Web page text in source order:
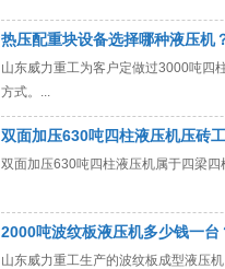
热压配重块设备选择哪种液压机
山东威力重工为客户定做过3000吨四
方式。...
双面加压630吨四柱液压机压砖
双面加压630吨四柱液压机属于四梁
2000吨波纹板液压机多少钱一台
山东威力重工生产的波纹板成型液压